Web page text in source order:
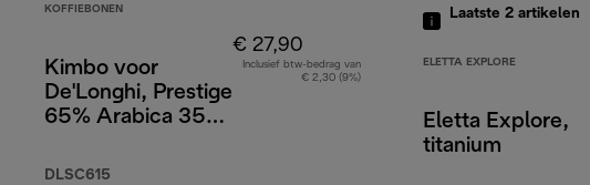
KOFFIEBONEN
Kimbo voor
De'Longhi, Prestige
65% Arabica 35%
DLSC615
€ 27,90
Inclusief btw-bedrag van
€ 2,30 (9%)
Laatste 2 artikelen
ELETTA EXPLORE
Eletta Explore,
titanium